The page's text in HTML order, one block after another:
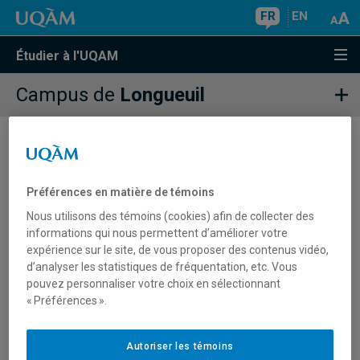
FR EN
Étudier à l'UQAM
Campus de Longueuil
Étudiants - Campus de Longueuil
Information pour la population étudiante
Tous les renseignements utiles aux étudiantes et
étudiants actuels se trouvent dans le portail étudiant.
Accéder au portail étudiant
Préférences en matière de témoins
Nous utilisons des témoins (cookies) afin de collecter des
informations qui nous permettent d’améliorer votre
expérience sur le site, de vous proposer des contenus vidéo,
d’analyser les statistiques de fréquentation, etc. Vous
pouvez personnaliser votre choix en sélectionnant
« Préférences ».
Autoriser les témoins